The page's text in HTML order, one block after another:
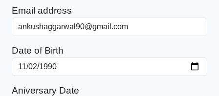
Email address
Date of Birth
Aniversary Date